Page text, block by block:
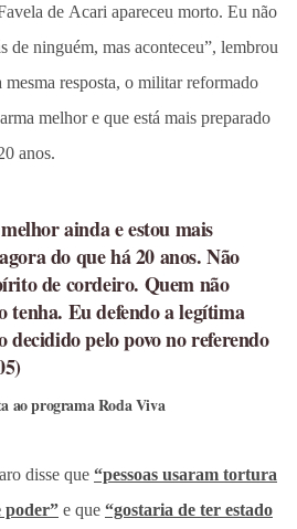
de Acari apareceu morto. Eu não
de ninguém, mas aconteceu”, lembrou
resposta, o militar reformado
melhor e que está mais preparado
anos.
ainda e estou mais
do que há 20 anos. Não
de cordeiro. Quem não
tenha. Eu defendo a legítima
decidido pelo povo no referendo
ao programa Roda Viva
disse que “pessoas usaram tortura
poder” e que “gostaria de ter estado